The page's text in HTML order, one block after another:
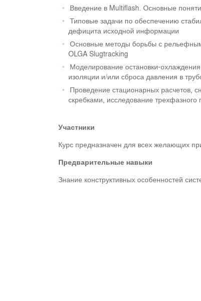
Введение в Multiflash. Основные
Типовые задачи по обеспечению
дефицита исходной информации
Основные методы борьбы с
OLGA Slugtracking
Моделирование остановки-
изоляции и/или сброса давления в
Проведение стационарных расчетов,
скребками, исследование трехфазного
Участники
Курс предназначен для всех желающих
Предварительные навыки
Знание конструктивных особенностей